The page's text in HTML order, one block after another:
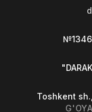
№1346
Toshkent